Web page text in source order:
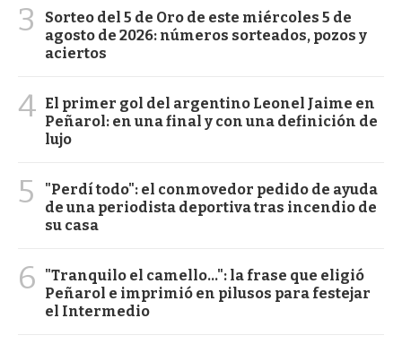
3
Sorteo del 5 de Oro de este miércoles 5 de
agosto de 2026: números sorteados, pozos y
aciertos
4 El primer gol del argentino Leonel Jaime en
Peñarol: en una final y con una definición de
lujo
5
"Perdí todo": el conmovedor pedido de ayuda
de una periodista deportiva tras incendio de
su casa
6
"Tranquilo el camello...": la frase que eligió
Peñarol e imprimió en pilusos para festejar
el Intermedio